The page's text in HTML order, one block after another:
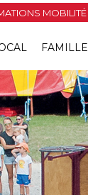
MOBILITÉ
FAMILLE